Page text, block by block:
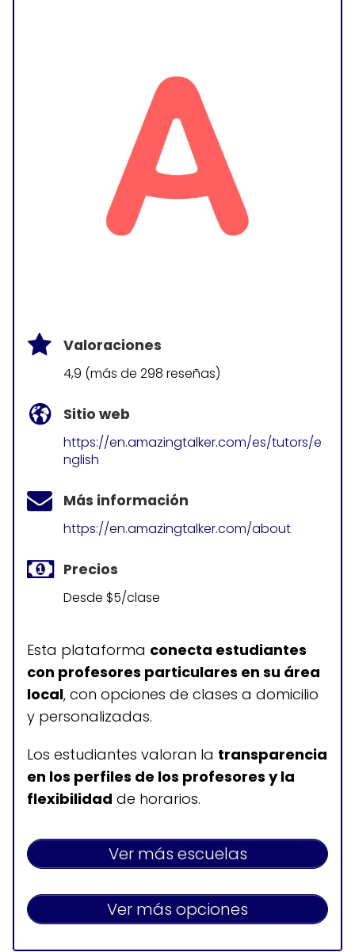
Valoraciones
4,9 (más de 298 reseñas)
Sitio web
https://en.amazingtalker.com/es/tutors/e
nglish
Más información
https://en.amazingtalker.com/about
Precios
Desde $5/clase
Esta plataforma conecta estudiantes
con profesores particulares en su área
local, con opciones de clases a domicilio
y personalizadas.
Los estudiantes valoran la transparencia
en los perfiles de los profesores y la
flexibilidad de horarios.
Ver más escuelas
Ver más opciones